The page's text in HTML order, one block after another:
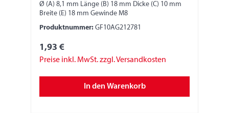
Ø (A) 8,1 mm Länge (B) 18 mm Dicke (C) 10 mm
Breite (E) 18 mm Gewinde M8
Produktnummer: GF10AG212781
1,93 €
Preise inkl. MwSt. zzgl. Versandkosten
In den Warenkorb